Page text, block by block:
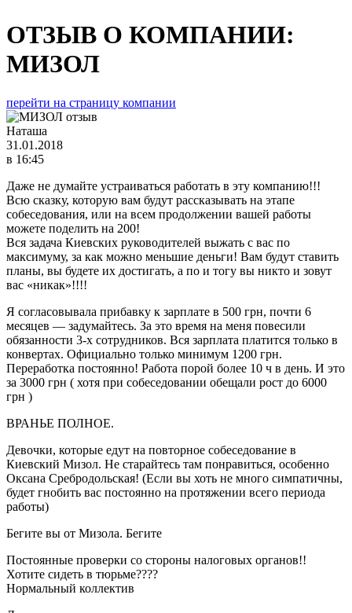
ОТЗЫВ О КОМПАНИИ:
МИЗОЛ
перейти на страницу компании
Наташа
31.01.2018
в 16:45
Даже не думайте устраиваться работать в эту компанию!!!
Всю сказку, которую вам будут рассказывать на этапе
собеседования, или на всем продолжении вашей работы
можете поделить на 200!
Вся задача Киевских руководителей выжать с вас по
максимуму, за как можно меньшие деньги! Вам будут ставить
планы, вы будете их достигать, а по и тогу вы никто и зовут
вас «никак»!!!!
Я согласовывала прибавку к зарплате в 500 грн, почти 6
месяцев — задумайтесь. За это время на меня повесили
обязанности 3-х сотрудников. Вся зарплата платится только в
конвертах. Официально только минимум 1200 грн.
Переработка постоянно! Работа порой более 10 ч в день. И это
за 3000 грн ( хотя при собеседовании обещали рост до 6000
грн )
ВРАНЬЕ ПОЛНОЕ.
Девочки, которые едут на повторное собеседование в
Киевский Мизол. Не старайтесь там понравиться, особенно
Оксана Сребродольская! (Если вы хоть не много симпатичны,
будет гнобить вас постоянно на протяжении всего периода
работы)
Бегите вы от Мизола. Бегите
Постоянные проверки со стороны налоговых органов!!
Хотите сидеть в тюрьме????
Нормальный коллектив